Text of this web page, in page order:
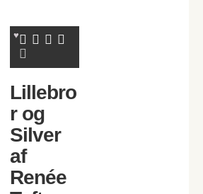
Lillebro
r og
Silver
af
Renée